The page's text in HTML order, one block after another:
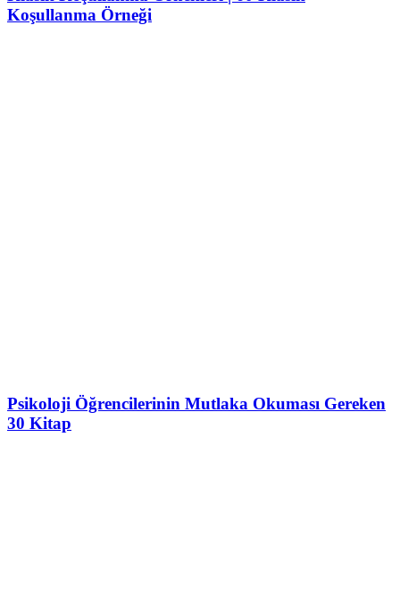
Koşullanma Örneği
Psikoloji Öğrencilerinin Mutlaka Okuması Gereken
30 Kitap